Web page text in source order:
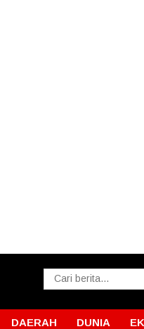
DAERAH DUNIA